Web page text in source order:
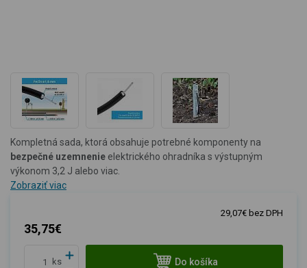
Kompletná sada, ktorá obsahuje potrebné komponenty na
bezpečné uzemnenie elektrického ohradníka s výstupným
výkonom 3,2 J alebo viac.
Zobraziť viac
35,75€
29,07€ bez DPH
ks Do košíka